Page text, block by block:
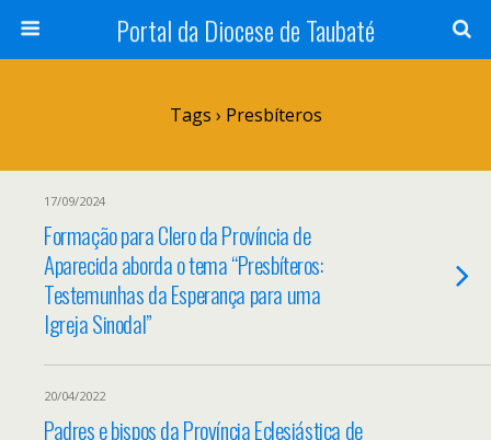
Portal da Diocese de Taubaté
Tags › Presbíteros
17/09/2024
Formação para Clero da Província de
Aparecida aborda o tema “Presbíteros:
Testemunhas da Esperança para uma
Igreja Sinodal”
20/04/2022
Padres e bispos da Província Eclesiástica de